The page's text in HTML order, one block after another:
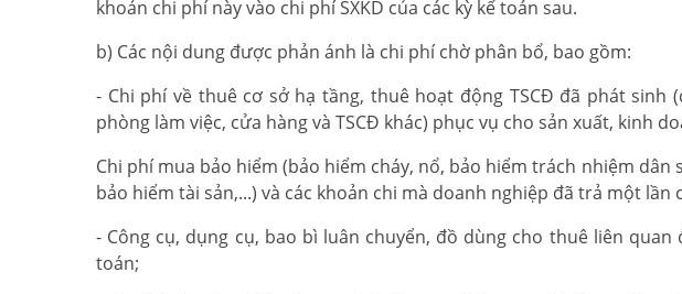
khoản chi phí này vào chi phí SXKD của các kỳ kế toán sau.
b) Các nội dung được phản ánh là chi phí chờ phân bổ, bao gồm:
- Chi phí về thuê cơ sở hạ tầng, thuê hoạt động TSCĐ đã phát sinh
phòng làm việc, cửa hàng và TSCĐ khác) phục vụ cho sản xuất, kinh
Chi phí mua bảo hiểm (bảo hiểm cháy, nổ, bảo hiểm trách nhiệm
bảo hiểm tài sản,...) và các khoản chi mà doanh nghiệp đã trả một lần
- Công cụ, dụng cụ, bao bì luân chuyển, đồ dùng cho thuê liên
toán;